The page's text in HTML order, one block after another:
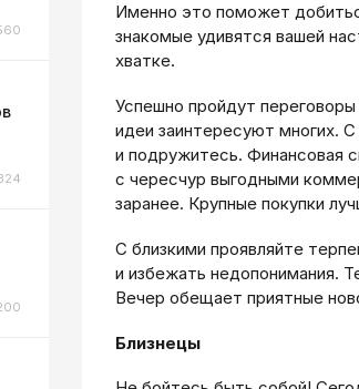
Именно это поможет
знакомые удивятся вашей
хватке.
Успешно пройдут
идеи заинтересуют многих.
и подружитесь. Финансовая
с чересчур выгодными
заранее. Крупные покупки
С близкими проявляйте
и избежать недопонимания.
Вечер обещает приятные
Близнецы